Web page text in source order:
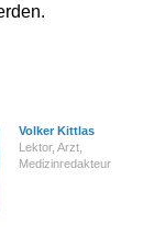
Volker Kittlas
Lektor, Arzt,
Medizinredakteur